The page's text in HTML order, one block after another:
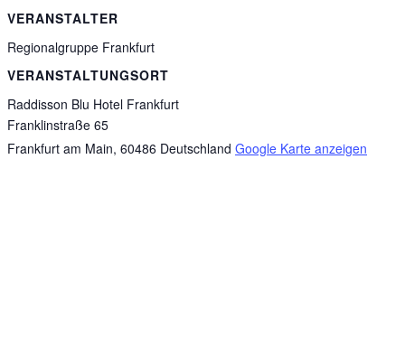
VERANSTALTER
Regionalgruppe Frankfurt
VERANSTALTUNGSORT
Raddisson Blu Hotel Frankfurt
Franklinstraße 65
Frankfurt am Main, 60486 Deutschland Google Karte anzeigen